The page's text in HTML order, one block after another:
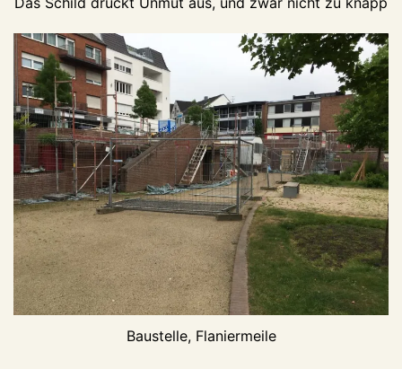
Baustelle, Flaniermeile